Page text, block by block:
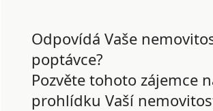
Odpovídá Vaše
poptávce?
Pozvěte tohoto zájemce
prohlídku Vaší